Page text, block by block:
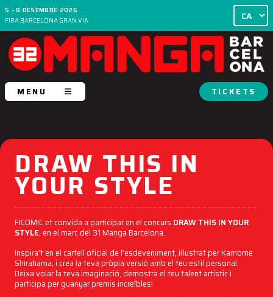
5 - 8 DESEMBRE 2026
FIRA BARCELONA GRAN VIA
MENU TICKETS
DRAW THIS IN
YOUR STYLE
FICOMIC et convida a participar en el concurs DRAW THIS IN YOUR
STYLE, en el marc del 31 Manga Barcelona.
Inspira’t en el cartell oficial de l’esdeveniment, il·lustrat per Kamome
Shirahama, i crea la teva pròpia versió amb el teu estil personal.
Deixa volar la teva imaginació, demostra el teu talent artístic i
participa per guanyar premis increïbles!